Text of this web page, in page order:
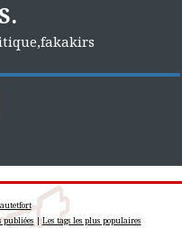
publiées |Les tags les plus populaires